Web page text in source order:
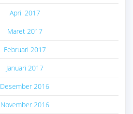
April 2017
Maret 2017
Februari 2017
Januari 2017
Desember 2016
November 2016